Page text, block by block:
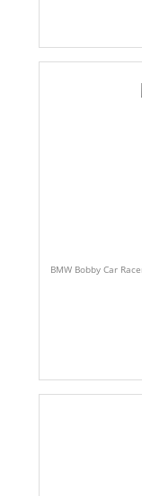
BMW Bobby Car